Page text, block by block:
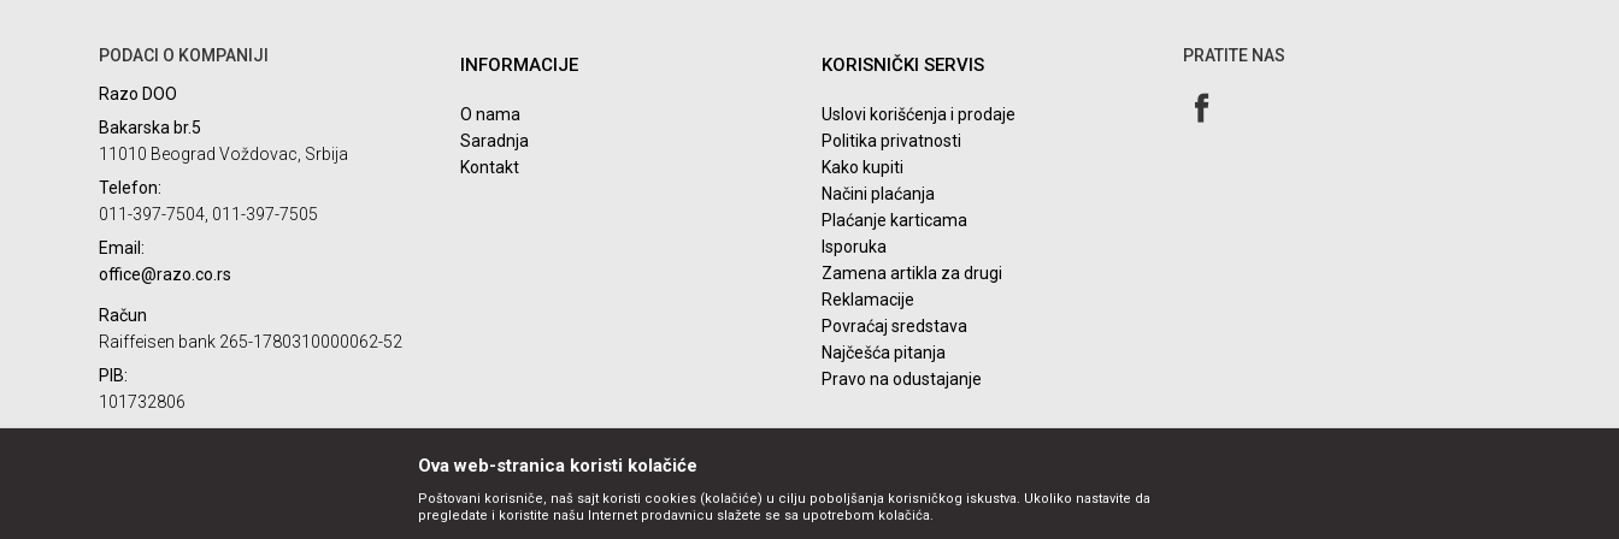
POŠALJI
PODACI O KOMPANIJI
Razo DOO
Bakarska br.5
11010 Beograd Voždovac, Srbija
Telefon:
011-397-7504, 011-397-7505
Email:
office@razo.co.rs
Račun
Raiffeisen bank 265-1780310000062-52
PIB:
101732806
INFORMACIJE
O nama
Saradnja
Kontakt
KORISNIČKI SERVIS
Uslovi korišćenja i prodaje
Politika privatnosti
Kako kupiti
Načini plaćanja
Plaćanje karticama
Isporuka
Zamena artikla za drugi
Reklamacije
Povraćaj sredstava
Najčešća pitanja
Pravo na odustajanje
PRATITE NAS
Ova web-stranica koristi kolačiće
Poštovani korisniče, naš sajt koristi cookies (kolačiće) u cilju poboljšanja korisničkog iskustva. Ukoliko nastavite da
pregledate i koristite našu Internet prodavnicu slažete se sa upotrebom kolačića.